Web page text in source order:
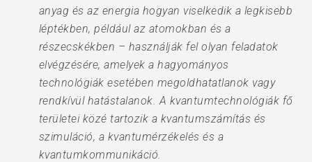
anyag és az energia hogyan viselkedik a legkisebb
léptékben, például az atomokban és a
részecskékben – használják fel olyan feladatok
elvégzésére, amelyek a hagyományos
technológiák esetében megoldhatatlanok vagy
rendkívül hatástalanok. A kvantumtechnológiák fő
területei közé tartozik a kvantumszámítás és
szimuláció, a kvantumérzékelés és a
kvantumkommunikáció.